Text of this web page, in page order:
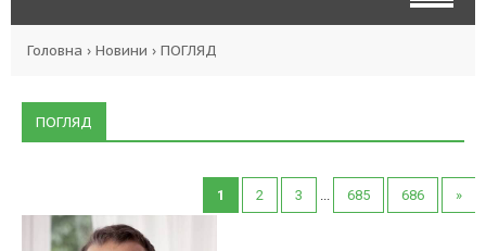
Головна › Новини › ПОГЛЯД
ПОГЛЯД
1 2 3 685 686 »